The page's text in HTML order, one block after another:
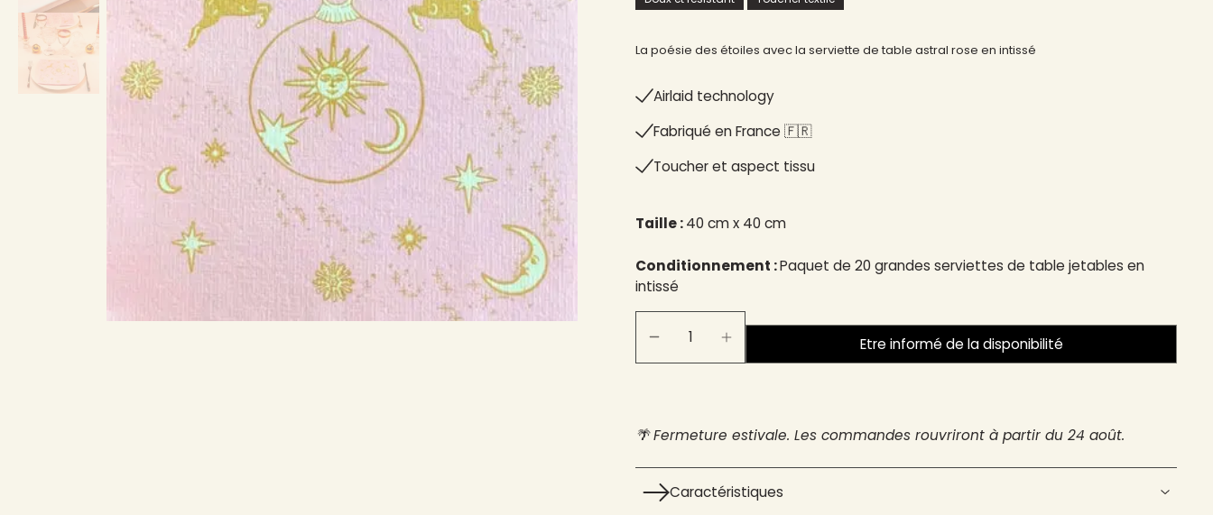
La poésie des étoiles avec la serviette de table astral rose en intissé
Airlaid technology
Fabriqué en France 🇫🇷​
Toucher et aspect tissu
Taille :40 cm x 40 cm
Conditionnement :Paquet de 20 grandes serviettes de table jetables en
intissé
Etre informé de la disponibilité
🌴 Fermeture estivale. Les commandes rouvriront à partir du 24 août.
Caractéristiques